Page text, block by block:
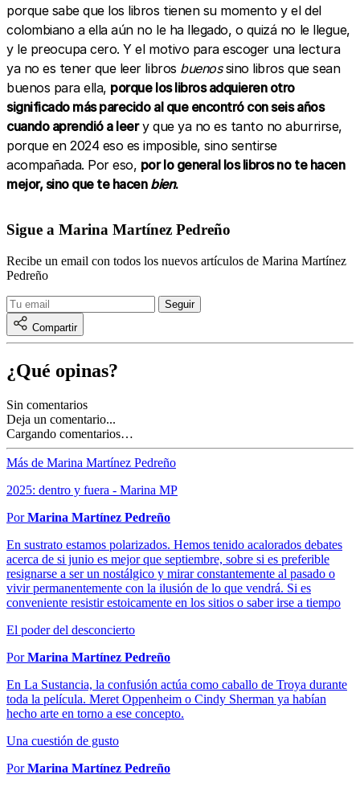
porque sabe que los libros tienen su momento y el del
colombiano a ella aún no le ha llegado, o quizá no le llegue,
y le preocupa cero. Y el motivo para escoger una lectura
ya no es tener que leer libros buenossino libros que sean
buenos para ella, porque los libros adquieren otro
significado más parecido al que encontró con seis años
cuando aprendió a leery que ya no es tanto no aburrirse,
porque en 2024 eso es imposible, sino sentirse
acompañada. Por eso, por lo general los libros no te hacen
mejor, sino que te hacen bien.
Sigue a Marina Martínez Pedreño
Recibe un email con todos los nuevos artículos de Marina Martínez
Pedreño
Compartir
¿Qué opinas?
Sin comentarios
Deja un comentario...
Cargando comentarios…
Más de Marina Martínez Pedreño
2025: dentro y fuera - Marina MP
PorMarina Martínez Pedreño
En sustrato estamos polarizados. Hemos tenido acalorados debates
acerca de si junio es mejor que septiembre, sobre si es preferible
resignarse a ser un nostálgico y mirar constantemente al pasado o
vivir permanentemente con la ilusión de lo que vendrá. Si es
conveniente resistir estoicamente en los sitios o saber irse a tiempo
El poder del desconcierto
PorMarina Martínez Pedreño
En La Sustancia, la confusión actúa como caballo de Troya durante
toda la película. Meret Oppenheim o Cindy Sherman ya habían
hecho arte en torno a ese concepto.
Una cuestión de gusto
PorMarina Martínez Pedreño